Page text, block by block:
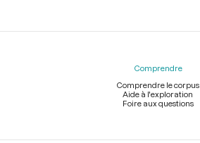
Comprendre
Comprendre le corpus
Aide à l'exploration
Foire aux questions